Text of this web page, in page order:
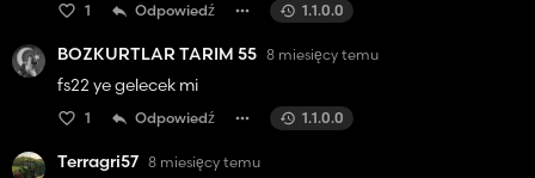
1 Odpowiedź 1.1.0.0
BOZKURTLAR TARIM 55 8 miesięcy temu
fs22 ye gelecek mi
1 Odpowiedź 1.1.0.0
Terragri57 8 miesięcy temu